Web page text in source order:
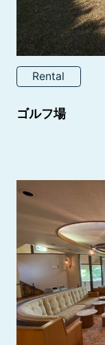
Rental
ゴルフ場